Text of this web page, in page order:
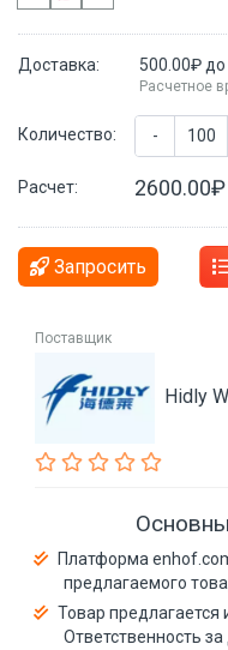
Доставка: 500.00₽ до
Расчетное
Количество: -
Расчет: 2600.00₽
Запросить
Поставщик
Hidly
Платформа
предлагаемого
Товар
Ответственность